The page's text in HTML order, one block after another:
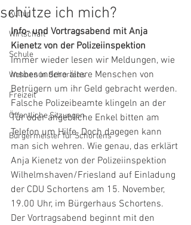
Kultur
Wirtschaft
Schule
Wohnen in Schortens
Freizeit
Öffentliche Sitzungen
Bürgermeister für Schortens
schütze ich mich?
Info- und Vortragsabend mit Anja
Kienetz von der Polizeiinspektion
Immer wieder lesen wir Meldungen, wie
insbesondere ältere Menschen von
Betrügern um ihr Geld gebracht werden.
Falsche Polizeibeamte klingeln an der
Tür oder angebliche Enkel bitten am
Telefon um Hilfe. Doch dagegen kann
man sich wehren. Wie genau, das erklärt
Anja Kienetz von der Polizeiinspektion
Wilhelmshaven/Friesland auf Einladung
der CDU Schortens am 15. November,
19.00 Uhr, im Bürgerhaus Schortens.
Der Vortragsabend beginnt mit den